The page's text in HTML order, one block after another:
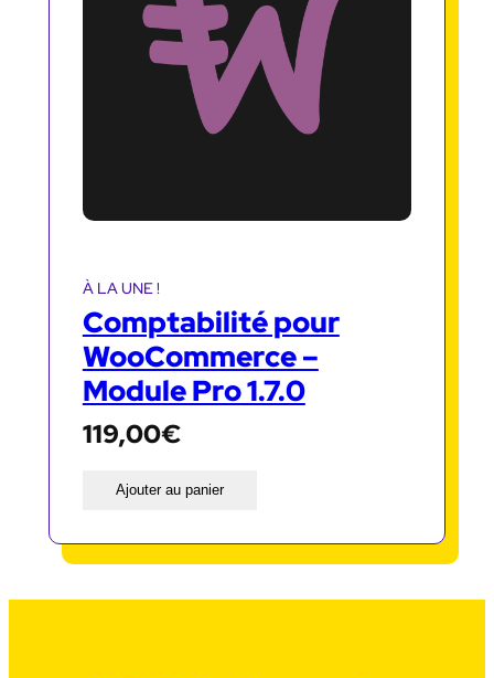
À LA UNE !
Comptabilité pour
WooCommerce –
Module Pro 1.7.0
119,00€
Ajouter au panier